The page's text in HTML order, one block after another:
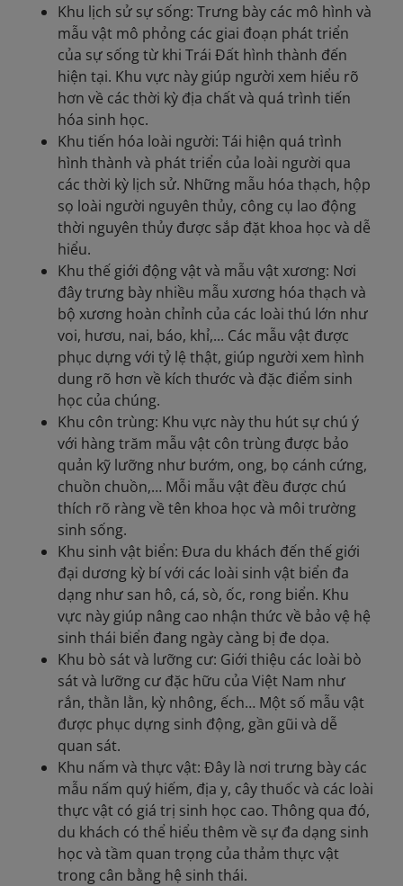
Khu lịch sử sự sống: Trưng bày các mô hình và
mẫu vật mô phỏng các giai đoạn phát triển
của sự sống từ khi Trái Đất hình thành đến
hiện tại. Khu vực này giúp người xem hiểu rõ
hơn về các thời kỳ địa chất và quá trình tiến
hóa sinh học.
Khu tiến hóa loài người: Tái hiện quá trình
hình thành và phát triển của loài người qua
các thời kỳ lịch sử. Những mẫu hóa thạch, hộp
sọ loài người nguyên thủy, công cụ lao động
thời nguyên thủy được sắp đặt khoa học và dễ
hiểu.
Khu thế giới động vật và mẫu vật xương: Nơi
đây trưng bày nhiều mẫu xương hóa thạch và
bộ xương hoàn chỉnh của các loài thú lớn như
voi, hươu, nai, báo, khỉ,... Các mẫu vật được
phục dựng với tỷ lệ thật, giúp người xem hình
dung rõ hơn về kích thước và đặc điểm sinh
học của chúng.
Khu côn trùng: Khu vực này thu hút sự chú ý
với hàng trăm mẫu vật côn trùng được bảo
quản kỹ lưỡng như bướm, ong, bọ cánh cứng,
chuồn chuồn,… Mỗi mẫu vật đều được chú
thích rõ ràng về tên khoa học và môi trường
sinh sống.
Khu sinh vật biển: Đưa du khách đến thế giới
đại dương kỳ bí với các loài sinh vật biển đa
dạng như san hô, cá, sò, ốc, rong biển. Khu
vực này giúp nâng cao nhận thức về bảo vệ hệ
sinh thái biển đang ngày càng bị đe dọa.
Khu bò sát và lưỡng cư: Giới thiệu các loài bò
sát và lưỡng cư đặc hữu của Việt Nam như
rắn, thằn lằn, kỳ nhông, ếch… Một số mẫu vật
được phục dựng sinh động, gần gũi và dễ
quan sát.
Khu nấm và thực vật: Đây là nơi trưng bày các
mẫu nấm quý hiếm, địa y, cây thuốc và các loài
thực vật có giá trị sinh học cao. Thông qua đó,
du khách có thể hiểu thêm về sự đa dạng sinh
học và tầm quan trọng của thảm thực vật
trong cân bằng hệ sinh thái.